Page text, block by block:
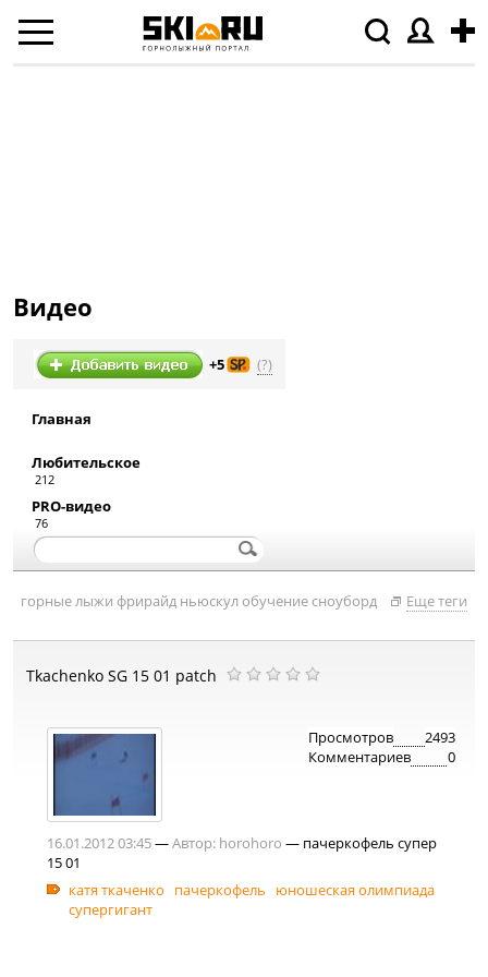
Видео
+5 (?)
Главная
Любительское
212
PRO-видео
76
горные лыжи фрирайд ньюскулобучениесноуборд Еще теги
Tkachenko SG 15 01 patch
Просмотров
2493
Комментариев
0
16.01.2012 03:45—Автор: horohoro — пачеркофель супер
15 01
катя ткаченко
пачеркофель
юношеская олимпиада
супергигант